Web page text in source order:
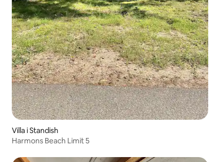
Villa i Standish
Harmons Beach Limit 5